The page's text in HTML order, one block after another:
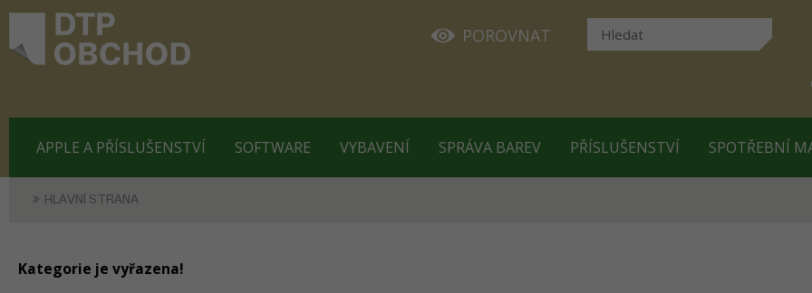
POROVNAT
APPLE A PŘÍSLUŠENSTVÍ SOFTWARE VYBAVENÍ SPRÁVA BAREV PŘÍSLUŠENSTVÍ SPOTŘEBNÍ
HLAVNÍ STRANA
Kategorie je vyřazena!